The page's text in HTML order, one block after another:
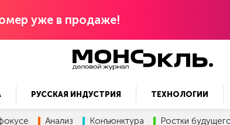
уже в продаже!
РУССКАЯ ИНДУСТРИЯ ТЕХНОЛОГИИ
Анализ Конъюнктура Ростки